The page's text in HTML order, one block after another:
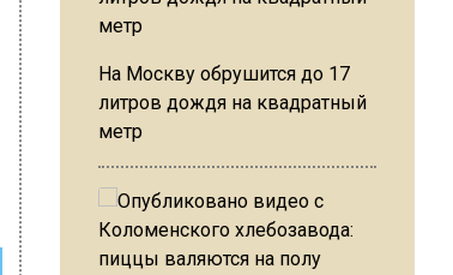
На Москву обрушится до 17
литров дождя на квадратный
метр